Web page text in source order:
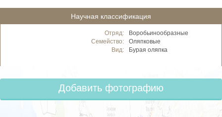
Научная классификация
Отряд:
Воробьинообразные
Семейство:
Оляпковые
Вид:
Бурая оляпка
Добавить фотографию